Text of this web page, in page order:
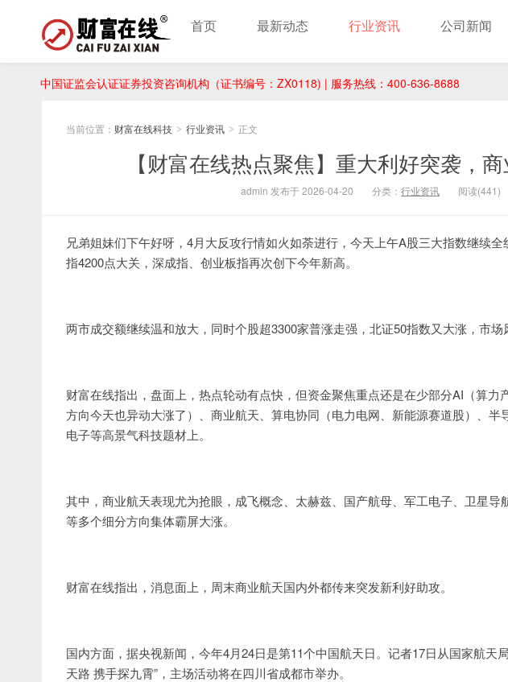
中国证监会认证证券投资咨询机构（证书编号：ZX0118) | 服务热线：400-636-8688
首页 最新动态 行业资讯 公司新闻
当前位置： 财富在线科技 > 行业资讯 > 正文
【财富在线热点聚焦】重大利好突袭，
admin 发布于 2026-04-20 分类： 行业资讯 阅读(441)
兄弟姐妹们下午好呀，4月大反攻行情如火如荼进行，今天上午A股三大指数继续
指4200点大关，深成指、创业板指再次创下今年新高。
两市成交额继续温和放大，同时个股超3300家普涨走强，北证50指数又大涨，市场
财富在线指出，盘面上，热点轮动有点快，但资金聚焦重点还是在少部分AI（算力
方向今天也异动大涨了）、商业航天、算电协同（电力电网、新能源赛道股）、
电子等高景气科技题材上。
其中，商业航天表现尤为抢眼，成飞概念、太赫兹、国产航母、军工电子、卫星
等多个细分方向集体霸屏大涨。
财富在线指出，消息面上，周末商业航天国内外都传来突发新利好助攻。
国内方面，据央视新闻，今年4月24日是第11个中国航天日。记者17日从国家航天
天路 携手探九霄”，主场活动将在四川省成都市举办。